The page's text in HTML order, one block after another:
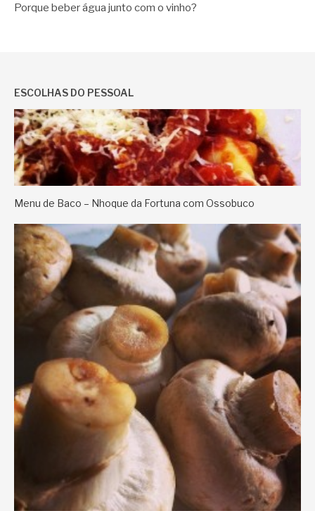
Porque beber água junto com o vinho?
ESCOLHAS DO PESSOAL
Menu de Baco – Nhoque da Fortuna com Ossobuco